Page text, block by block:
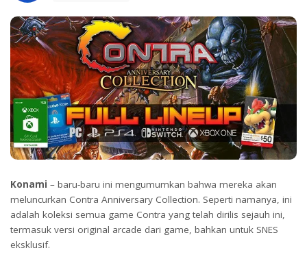
Konami – baru-baru ini mengumumkan bahwa mereka akan
meluncurkan Contra Anniversary Collection. Seperti namanya, ini
adalah koleksi semua game Contra yang telah dirilis sejauh ini,
termasuk versi original arcade dari game, bahkan untuk SNES
eksklusif.